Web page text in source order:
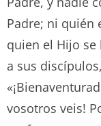
Padre; ni quién
quien el Hijo se
a sus
vosotros veis!